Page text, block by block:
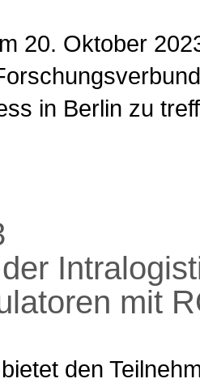
20. Oktober
in Berlin zu
mit
den